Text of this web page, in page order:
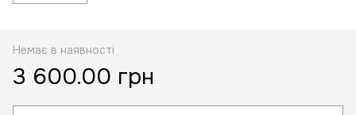
Немає в наявності
3 600.00 грн